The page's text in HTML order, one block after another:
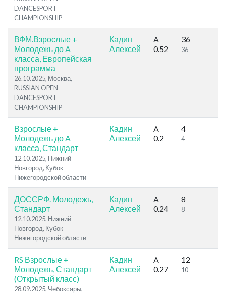
DANCESPORT
CHAMPIONSHIP
ВФМ.Взрослые +
Молодежь до A
класса, Европейская
программа
26.10.2025, Москва,
RUSSIAN OPEN
DANCESPORT
CHAMPIONSHIP
Кадин
Алексей
A
0.52
36
36
Взрослые +
Молодежь до A
класса, Стандарт
12.10.2025, Нижний
Новгород, Кубок
Нижегородской области
Кадин
Алексей
A
0.2
4
4
ДОССРФ. Молодежь,
Стандарт
12.10.2025, Нижний
Новгород, Кубок
Нижегородской области
Кадин
Алексей
A
0.24
8
8
RS Взрослые +
Молодежь, Стандарт
(Открытый класс)
28.09.2025, Чебоксары,
Кадин
Алексей
A
0.27
12
10